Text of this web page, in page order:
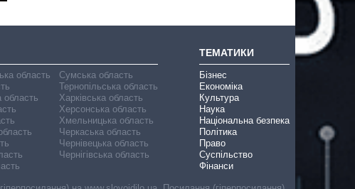
область
область
Сумська область
Тернопільська область
Харківська область
Херсонська область
Хмельницька область
Черкаська область
Чернівецька область
Чернігівська область
ТЕМАТИКИ
Бізнес
Економіка
Культура
Наука
Національна безпека
Політика
Право
Суспільство
Фінанси